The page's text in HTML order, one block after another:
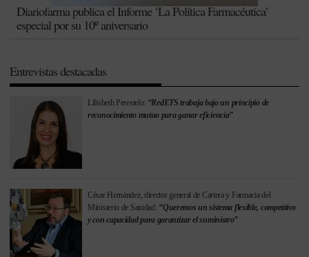
Diariofarma publica el Informe ‘La Política Farmacéutica’
especial por su 10º aniversario
Entrevistas destacadas
Lilisbeth Perestelo: “RedETS trabaja bajo un principio de
reconocimiento mutuo para ganar eficiencia”
César Hernández, director general de Cartera y Farmacia del
Ministerio de Sanidad: “Queremos un sistema flexible, competitivo
y con capacidad para garantizar el suministro”